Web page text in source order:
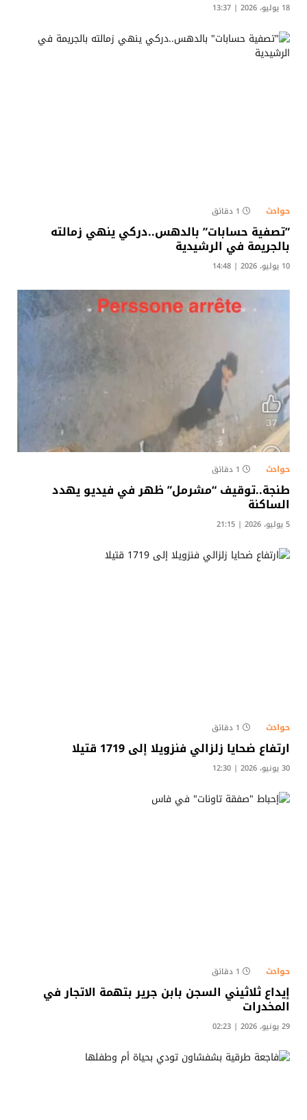
18 يوليو، 2026 | 13:37
حوادث 1 دقائق
​”تصفية حسابات” بالدهس..دركي ينهي زمالته
بالجريمة في الرشيدية
10 يوليو، 2026 | 14:48
حوادث 1 دقائق
طنجة..توقيف “مشرمل” ظهر في فيديو يهدد
الساكنة​
5 يوليو، 2026 | 21:15
حوادث 1 دقائق
ارتفاع ضحايا زلزالي فنزويلا إلى 1719 قتيلا
30 يونيو، 2026 | 12:30
حوادث 1 دقائق
إيداع ثلاثيني السجن بابن جرير بتهمة الاتجار في
المخدرات
29 يونيو، 2026 | 02:23